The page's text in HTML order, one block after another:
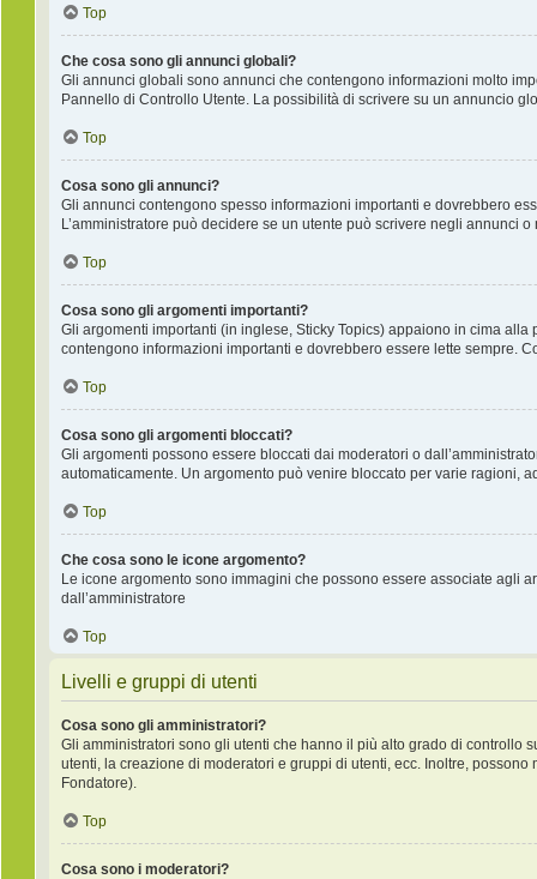
Top
Che cosa sono gli annunci globali?
Gli annunci globali sono annunci che contengono informazioni molto
Pannello di Controllo Utente. La possibilità di scrivere su un annuncio
Top
Cosa sono gli annunci?
Gli annunci contengono spesso informazioni importanti e dovrebbero
L’amministratore può decidere se un utente può scrivere negli annunci o
Top
Cosa sono gli argomenti importanti?
Gli argomenti importanti (in inglese, Sticky Topics) appaiono in cima
contengono informazioni importanti e dovrebbero essere lette sempre.
Top
Cosa sono gli argomenti bloccati?
Gli argomenti possono essere bloccati dai moderatori o
automaticamente. Un argomento può venire bloccato per varie ragioni,
Top
Che cosa sono le icone argomento?
Le icone argomento sono immagini che possono essere associate agli
dall’amministratore
Top
Livelli e gruppi di utenti
Cosa sono gli amministratori?
Gli amministratori sono gli utenti che hanno il più alto grado di controllo
utenti, la creazione di moderatori e gruppi di utenti, ecc. Inoltre,
Fondatore).
Top
Cosa sono i moderatori?